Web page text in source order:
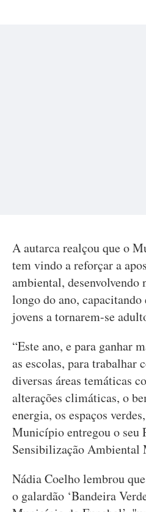
A autarca realçou que o
tem vindo a reforçar a
ambiental,
longo do ano,
jovens a tornarem-se
“Este ano, e para ganhar
as escolas, para trabalhar
diversas áreas temáticas
alterações climáticas, o
energia, os espaços
Município entregou o seu
Sensibilização Ambiental
Nádia Coelho lembrou
o galardão ‘Bandeira